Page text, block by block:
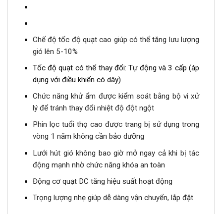
Chế độ tốc độ quạt cao giúp có thể tăng lưu lượng
gió lên 5-10%
Tốc độ quạt có thể thay đổi: Tự động và 3 cấp (áp
dụng với điều khiển có dây)
Chức năng khử ẩm được kiểm soát bằng bộ vi xử
lý để tránh thay đổi nhiệt độ đột ngột
Phin lọc tuổi thọ cao được trang bị sử dụng trong
vòng 1 năm không cần bảo dưỡng
Lưới hút gió không bao giờ mở ngay cả khi bị tác
động mạnh nhờ chức năng khóa an toàn
Động cơ quạt DC tăng hiệu suất hoạt động
Trọng lượng nhẹ giúp dễ dàng vận chuyển, lắp đặt